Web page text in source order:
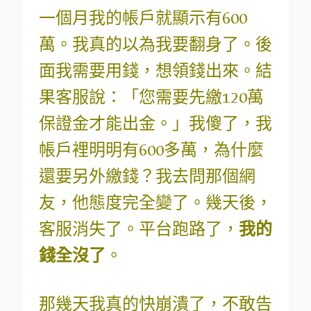
一個月我的帳戶就顯示有600
萬。我真的以為我要翻身了。後
面我需要用錢，想領錢出來。結
果客服說：「您需要先繳120萬
保證金才能出金。」我傻了，我
帳戶裡明明有600多萬，為什麼
還要另外繳錢？我去問那個網
友，他態度完全變了。幾天後，
客服消失了。平台跑路了， 我的
錢全沒了 。
那幾天我真的快崩潰了，不敢告